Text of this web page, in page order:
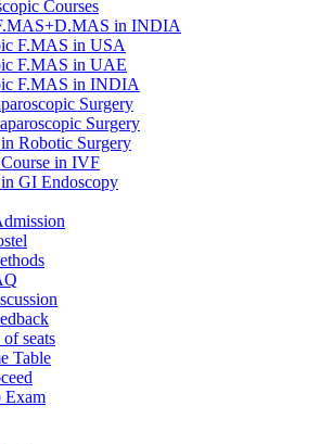
Courses
in INDIA
F.MAS in USA
F.MAS in UAE
F.MAS in INDIA
Surgery
Surgery
Robotic Surgery
in IVF
GI Endoscopy
seats
Table
Exam